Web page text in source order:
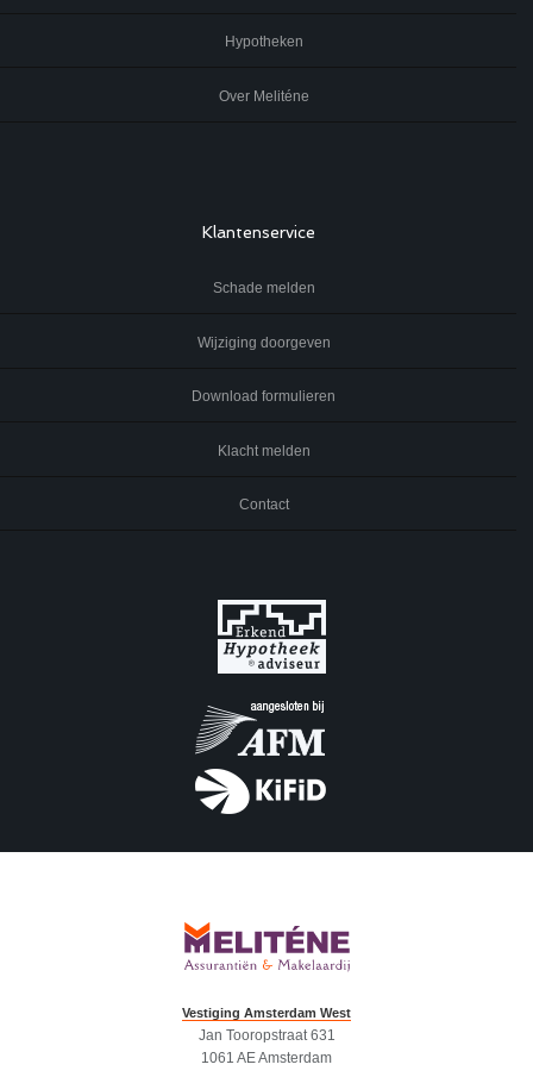
Hypotheken
Over Meliténe
Klantenservice
Schade melden
Wijziging doorgeven
Download formulieren
Klacht melden
Contact
Vestiging Amsterdam West
Jan Tooropstraat 631
1061 AE Amsterdam